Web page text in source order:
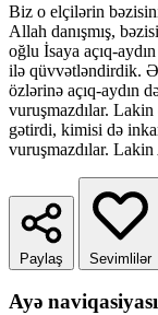
Biz o elçilərin
Allah danışmış,
oğlu İsaya açıq-
ilə qüvvətləndirdik.
özlərinə açıq-aydın
vuruşmazdılar.
gətirdi, kimisi də
vuruşmazdılar.
Paylaş Sevimlilər
Ayə naviqasiyası